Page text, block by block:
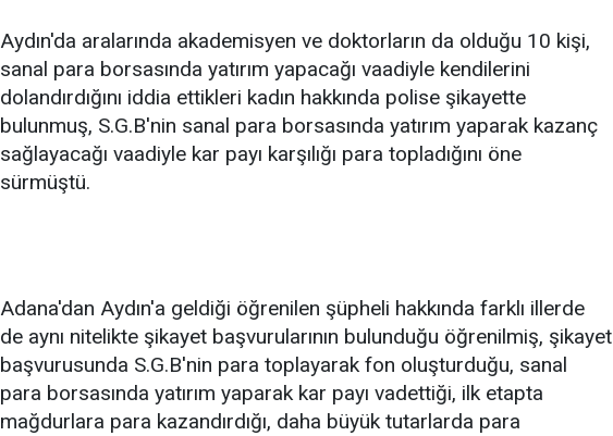
Aydın'da aralarında akademisyen ve doktorların da olduğu 10 kişi,
sanal para borsasında yatırım yapacağı vaadiyle kendilerini
dolandırdığını iddia ettikleri kadın hakkında polise şikayette
bulunmuş, S.G.B'nin sanal para borsasında yatırım yaparak kazanç
sağlayacağı vaadiyle kar payı karşılığı para topladığını öne
sürmüştü.
Adana'dan Aydın'a geldiği öğrenilen şüpheli hakkında farklı illerde
de aynı nitelikte şikayet başvurularının bulunduğu öğrenilmiş, şikayet
başvurusunda S.G.B'nin para toplayarak fon oluşturduğu, sanal
para borsasında yatırım yaparak kar payı vadettiği, ilk etapta
mağdurlara para kazandırdığı, daha büyük tutarlarda para